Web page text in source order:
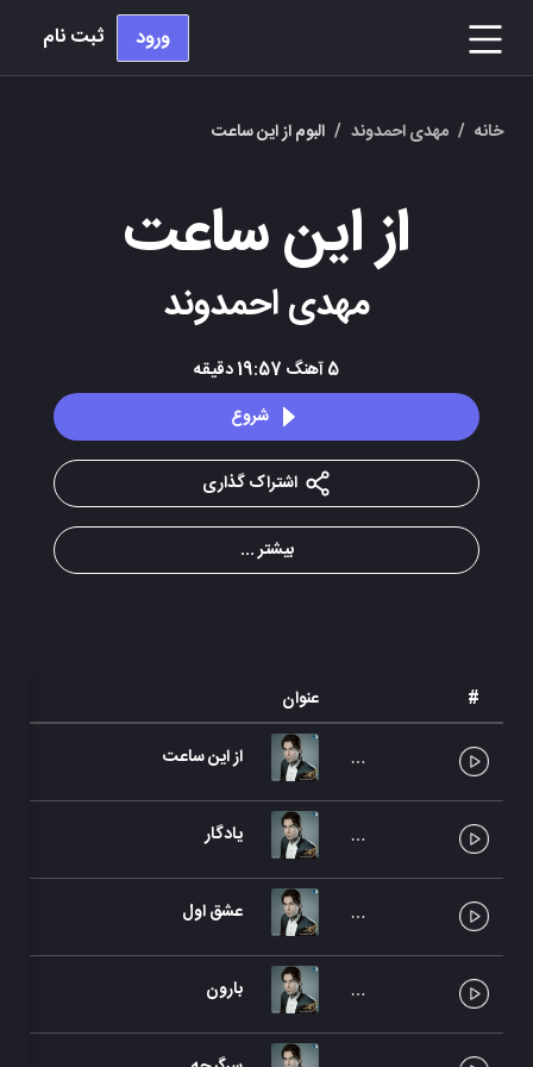
ورود ثبت نام
خانه / مهدی احمدوند / البوم از این ساعت
از این ساعت
مهدی احمدوند
5آهنگ 19:57دقیقه
شروع
اشتراک گذاری
بیشتر ...
# عنوان
از این ساعت
یادگار
عشق اول
بارون